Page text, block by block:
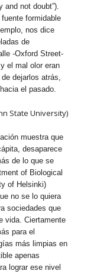
and not doubt”).
formidable
nos dice
de
-Oxford Street-
el mal olor eran
dejarlos atrás,
el pasado.
State University)
muestra que
desaparece
de lo que se
of Biological
of Helsinki)
no se lo quiera
sociedades que
vida. Ciertamente
para el
más limpias en
apenas
lograr ese nivel